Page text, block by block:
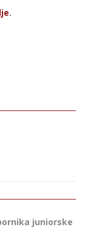
.
juniorske